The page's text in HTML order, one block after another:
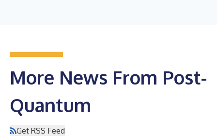
More News From Post-
Quantum
Get RSS Feed